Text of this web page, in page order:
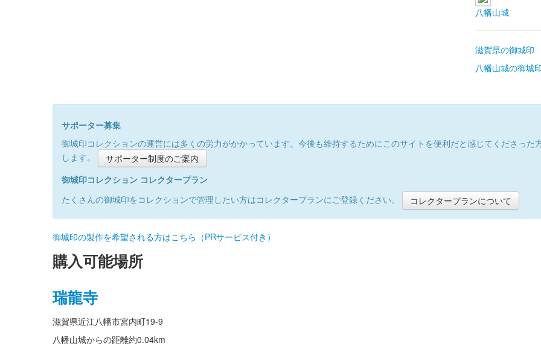
八幡山城
滋賀県の御城印
八幡山城の御城
サポーター募集
御城印コレクションの運営には多くの労力がかかっています。今後も維持するためにこのサイトを便利だと感じてくださっ
します。
サポーター制度のご案内
御城印コレクション コレクタープラン
たくさんの御城印をコレクションで管理したい方はコレクタープランにご登録ください。
コレクタープランについて
御城印の製作を希望される方はこちら（PRサービス付き）
購入可能場所
瑞龍寺
滋賀県近江八幡市宮内町19-9
八幡山城からの距離約0.04km